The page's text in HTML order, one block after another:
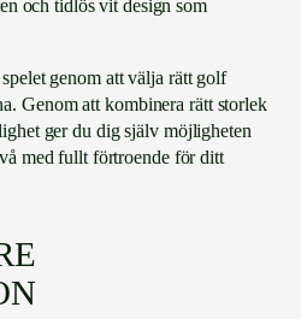
och tidlös vit design som
genom att välja rätt golf
Genom att kombinera rätt storlek
ger du dig själv möjligheten
med fullt förtroende för ditt